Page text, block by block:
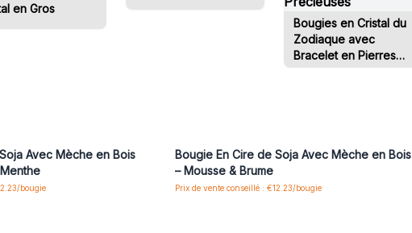
en Gros
Bougies en Cristal du
Zodiaque avec
Bracelet en Pierres
Précieuses
Avec Mèche en Bois
bougie
Bougie En Cire de Soja Avec Mèche en Bois
– Mousse & Brume
Prix de vente conseillé : €12.23/bougie